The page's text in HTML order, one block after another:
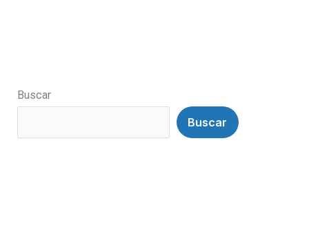
Buscar
Buscar